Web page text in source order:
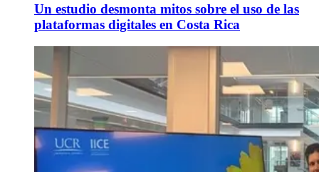
Un estudio desmonta mitos sobre el uso de las
plataformas digitales en Costa Rica